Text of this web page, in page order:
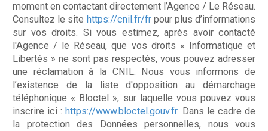
moment en contactant directement l’Agence / Le Réseau.
Consultez le site https://cnil.fr/frpour plus d’informations
sur vos droits. Si vous estimez, après avoir contacté
l'Agence / le Réseau, que vos droits « Informatique et
Libertés » ne sont pas respectés, vous pouvez adresser
une réclamation à la CNIL. Nous vous informons de
l’existence de la liste d'opposition au démarchage
téléphonique « Bloctel », sur laquelle vous pouvez vous
inscrire ici :https://www.bloctel.gouv.fr. Dans le cadre de
la protection des Données personnelles, nous vous